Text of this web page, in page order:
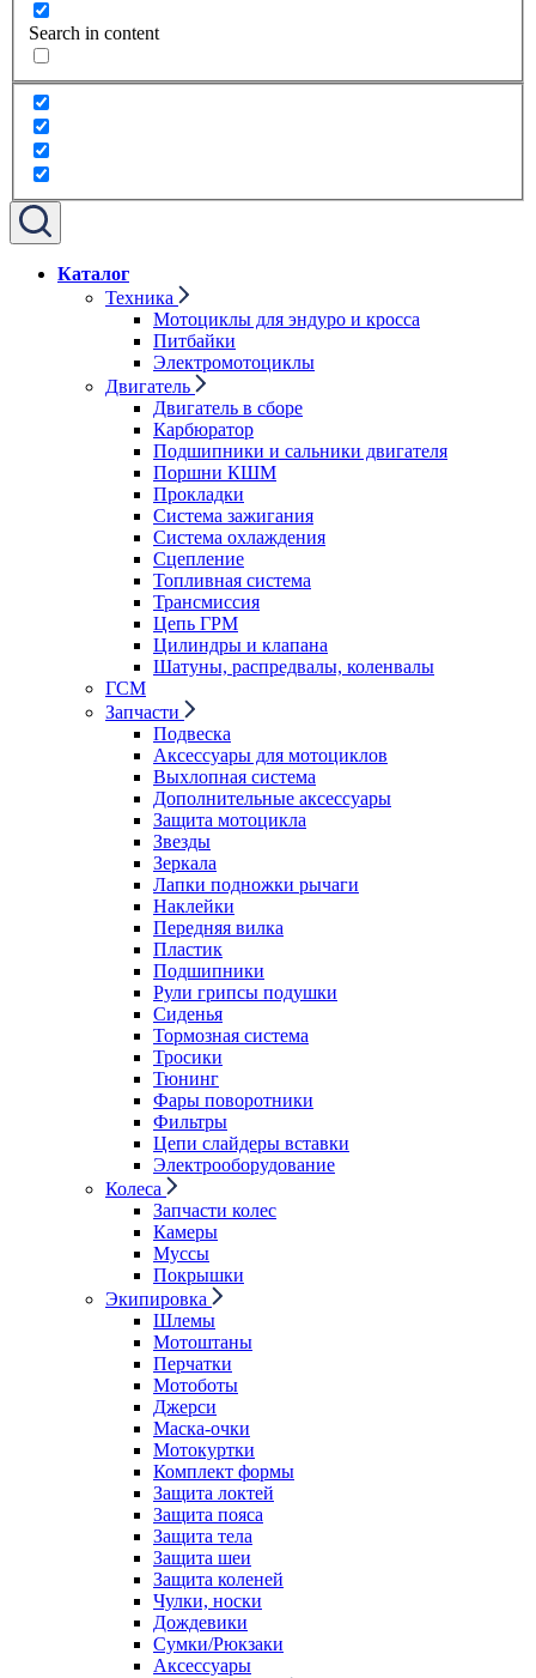
Search in content
Каталог
Техника
Мотоциклы для эндуро и кросса
Питбайки
Электромотоциклы
Двигатель
Двигатель в сборе
Карбюратор
Подшипники и сальники двигателя
Поршни КШМ
Прокладки
Система зажигания
Система охлаждения
Сцепление
Топливная система
Трансмиссия
Цепь ГРМ
Цилиндры и клапана
Шатуны, распредвалы, коленвалы
ГСМ
Запчасти
Подвеска
Аксессуары для мотоциклов
Выхлопная система
Дополнительные аксессуары
Защита мотоцикла
Звезды
Зеркала
Лапки подножки рычаги
Наклейки
Передняя вилка
Пластик
Подшипники
Рули грипсы подушки
Сиденья
Тормозная система
Тросики
Тюнинг
Фары поворотники
Фильтры
Цепи слайдеры вставки
Электрооборудование
Колеса
Запчасти колес
Камеры
Муссы
Покрышки
Экипировка
Шлемы
Мотоштаны
Перчатки
Мотоботы
Джерси
Маска-очки
Мотокуртки
Комплект формы
Защита локтей
Защита пояса
Защита тела
Защита шеи
Защита коленей
Чулки, носки
Дождевики
Сумки/Рюкзаки
Аксессуары